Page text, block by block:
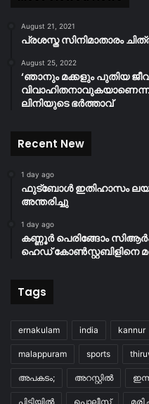
August 21, 2021
പ്രശസ്ത സിനിമാതാരം
August 25, 2022
‘ഞാനും മക്കളും പുതിയ
വിവാഹിതനാവുകയാണെന്ന
ലിനിയുടെ ഭർത്താവ്
Recent New
1 day ago
ഫുട്ബോൾ ഇതിഹാസം
അന്തരിച്ചു
1 day ago
കണ്ണൂർ പെരിങ്ങോം
ഹെഡ് കോൺസ്റ്റബിളിനെ
Tags
ernakulam india kannur
malappuram sports
അപകടം; അറസ്റ്റിൽ
പിടിയിൽ പൊലീസ്